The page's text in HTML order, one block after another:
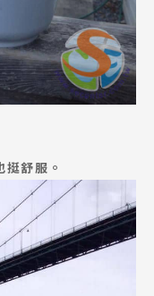
舒服。